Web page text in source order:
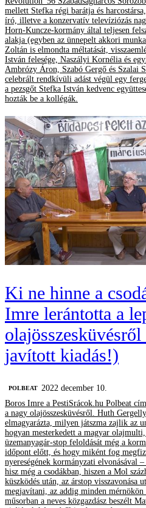
mellett Stefka régi barátja és
író, illetve a konzervatív televíziózás
Horn-Kuncze-kormány által teljesen
alakja (egyben az ünnepelt akkori
Zoltán is elmondta méltatását,
István felesége, Naszályi Kornélia és
Ambrózy Áron, Szabó Gergő és Szalai
celebrált rendkívüli adást végül egy
a pezsgőt Stefka István kedvenc
hozták be a kollégák.
Ki ne hinne a
Imre lerántotta a
javított kiadás!)
‎POLBEAT
2022 december 10.
Boros Imre a PestiSrácok.hu Polbeat
a nagy olajösszesküvésről. Huth
elmagyarázta, milyen játszma zajlik az
hogyan mesterkedett a magyar
üzemanyagár-stop feloldását még a
időpont előtt, és hogy miként fog
nyereségének kormányzati elvonásával
hisz még a csodákban, hiszen a Mol
küszködés után, az árstop visszavonása
megjavítani, az addig minden mérnökön
műsorban a neves közgazdász beszélt